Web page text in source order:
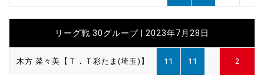
リーグ戦 30グループ | 2023年7月28日
木方 菜々美【Ｔ．Ｔ彩たま(埼玉)】 11 11 2